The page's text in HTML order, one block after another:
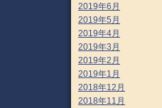
2019年6月
2019年5月
2019年4月
2019年3月
2019年2月
2019年1月
2018年12月
2018年11月